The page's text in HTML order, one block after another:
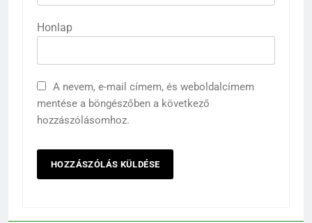
Honlap
A nevem, e-mail címem, és weboldalcímem
mentése a böngészőben a következő
hozzászólásomhoz.